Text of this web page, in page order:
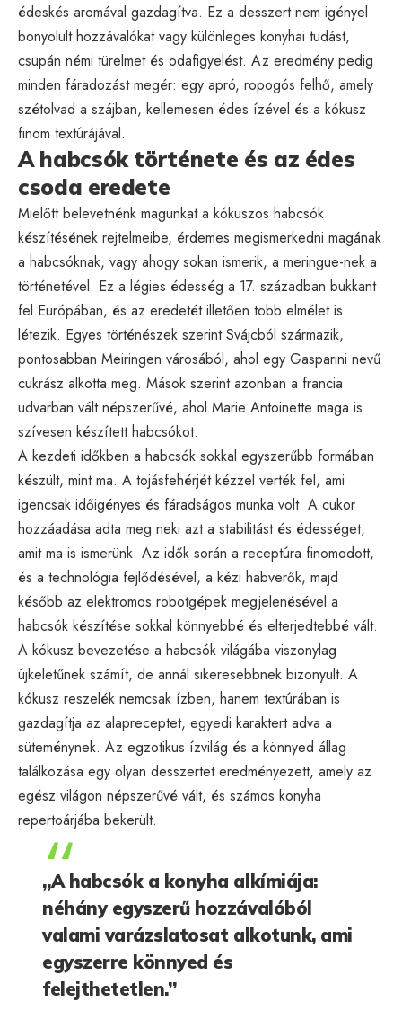
édeskés aromával gazdagítva. Ez a desszert nem igényel
bonyolult hozzávalókat vagy különleges konyhai tudást,
csupán némi türelmet és odafigyelést. Az eredmény pedig
minden fáradozást megér: egy apró, ropogós felhő, amely
szétolvad a szájban, kellemesen édes ízével és a kókusz
finom textúrájával.
A habcsók története és az édes
csoda eredete
Mielőtt belevetnénk magunkat a kókuszos habcsók
készítésének rejtelmeibe, érdemes megismerkedni magának
a habcsóknak, vagy ahogy sokan ismerik, a meringue-nek a
történetével. Ez a légies édesség a 17. században bukkant
fel Európában, és az eredetét illetően több elmélet is
létezik. Egyes történészek szerint Svájcból származik,
pontosabban Meiringen városából, ahol egy Gasparini nevű
cukrász alkotta meg. Mások szerint azonban a francia
udvarban vált népszerűvé, ahol Marie Antoinette maga is
szívesen készített habcsókot.
A kezdeti időkben a habcsók sokkal egyszerűbb formában
készült, mint ma. A tojásfehérjét kézzel verték fel, ami
igencsak időigényes és fáradságos munka volt. A cukor
hozzáadása adta meg neki azt a stabilitást és édességet,
amit ma is ismerünk. Az idők során a receptúra finomodott,
és a technológia fejlődésével, a kézi habverők, majd
később az elektromos robotgépek megjelenésével a
habcsók készítése sokkal könnyebbé és elterjedtebbé vált.
A kókusz bevezetése a habcsók világába viszonylag
újkeletűnek számít, de annál sikeresebbnek bizonyult. A
kókusz reszelék nemcsak ízben, hanem textúrában is
gazdagítja az alapreceptet, egyedi karaktert adva a
süteménynek. Az egzotikus ízvilág és a könnyed állag
találkozása egy olyan desszertet eredményezett, amely az
egész világon népszerűvé vált, és számos konyha
repertoárjába bekerült.
„A habcsók a konyha alkímiája:
néhány egyszerű hozzávalóból
valami varázslatosat alkotunk, ami
egyszerre könnyed és
felejthetetlen.”